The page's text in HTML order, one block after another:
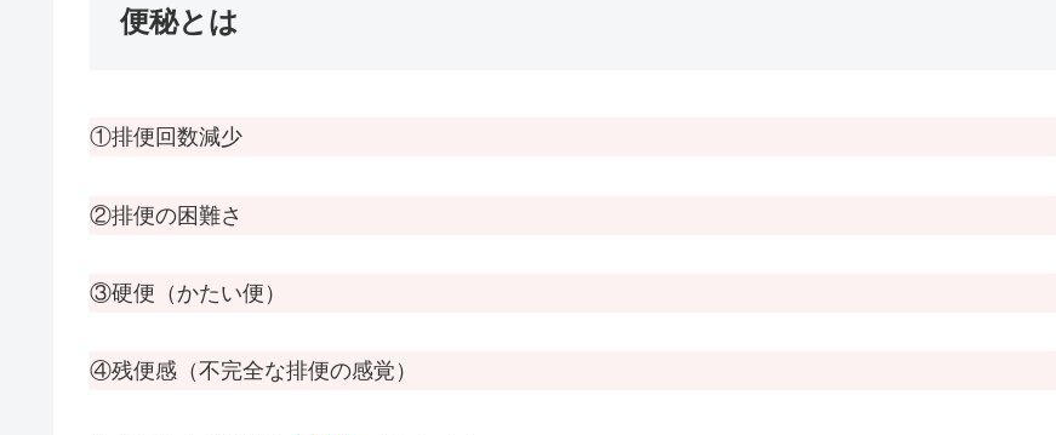
便秘とは
①排便回数減少
②排便の困難さ
③硬便（かたい便）
④残便感（不完全な排便の感覚）